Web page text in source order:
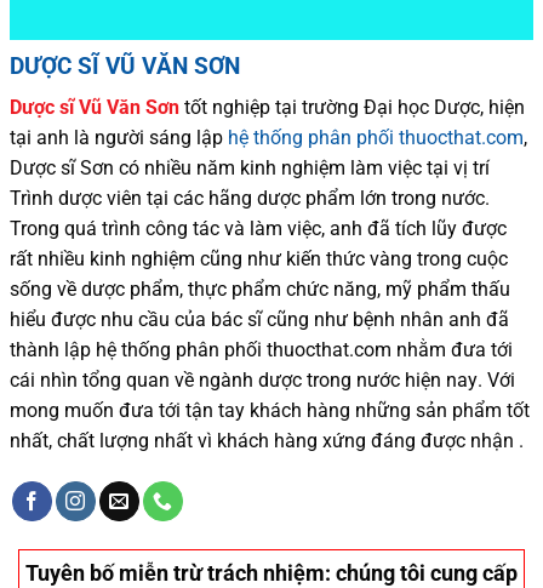
DƯỢC SĨ VŨ VĂN SƠN
Dược sĩVũ Văn Sơn tốt nghiệp tại trường Đại học Dược, hiện
tại anh là người sáng lập hệ thống phân phối thuocthat.com,
Dược sĩSơn có nhiều năm kinh nghiệm làm việc tại vị trí
Trình dược viên tại các hãng dược phẩm lớn trong nước.
Trong quá trình công tác và làm việc, anh đã tích lũy được
rất nhiều kinh nghiệm cũng như kiến thức vàng trong cuộc
sống về dược phẩm, thực phẩm chức năng, mỹ phẩm thấu
hiểu được nhu cầu của bác sĩcũng như bệnh nhân anh đã
thành lập hệ thống phân phối thuocthat.com nhằm đưa tới
cái nhìn tổng quan về ngành dược trong nước hiện nay. Với
mong muốn đưa tới tận tay khách hàng những sản phẩm tốt
nhất, chất lượng nhất vì khách hàng xứng đáng được nhận .
Tuyên bố miễn trừ trách nhiệm: chúng tôi cung cấp